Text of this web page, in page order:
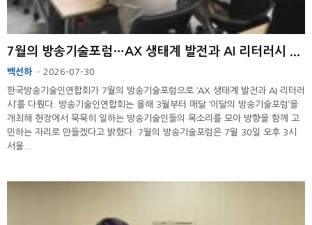
7월의 방송기술포럼…AX 생태계 발전과 AI 리터러시 ...
백선하 - 2026-07-30
한국방송기술인연합회가 7월의 방송기술포럼으로 ‘AX 생태계 발전과 AI 리터러
시’를 다뤘다. 방송기술인연합회는 올해 3월부터 매달 ‘이달의 방송기술포럼’을
개최해 현장에서 묵묵히 일하는 방송기술인들의 목소리를 모아 방향을 함께 고
민하는 자리로 만들겠다고 밝혔다. 7월의 방송기술포럼은 7월 30일 오후 3시
서울...